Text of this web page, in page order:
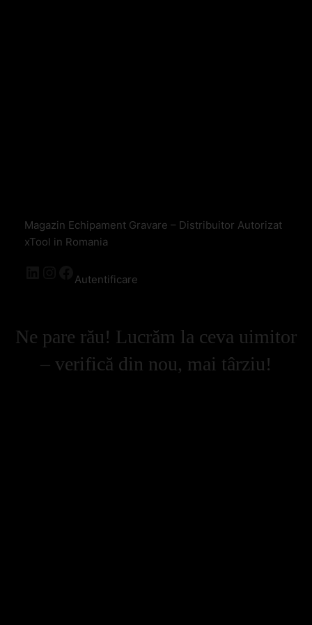
Magazin Echipament Gravare – Distribuitor Autorizat
xTool in Romania
Autentificare
Ne pare rău! Lucrăm la ceva uimitor
– verifică din nou, mai târziu!